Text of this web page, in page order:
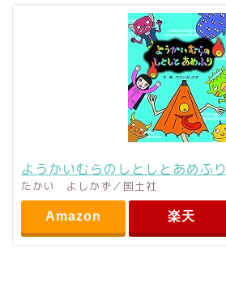
ようかいむらのしとしとあめふり
たかい よしかず／国土社
Amazon 楽天